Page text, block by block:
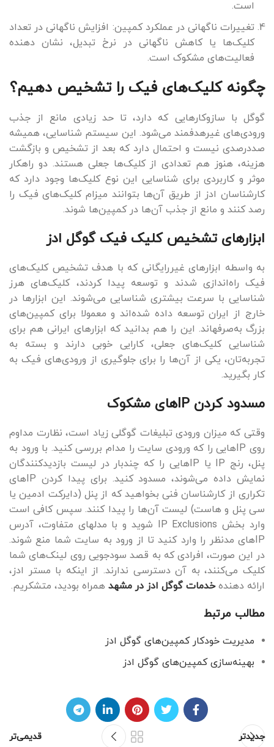
است.
تغییرات ناگهانی در عملکرد کمپین: افزایش ناگهانی در تعداد
کلیک‌ها یا کاهش ناگهانی در نرخ تبدیل، نشان دهنده
فعالیت‌های مشکوک است.
چگونه کلیک‌های فیک را تشخیص دهیم؟
گوگل با سازوکارهایی که دارد، تا حد زیادی مانع از جذب
ورودی‌های غیرهدفمند می‌شود. این سیستم شناسایی، همیشه
صددرصدی نیست و احتمال دارد که بعد از تشخیص و بازگشت
هزینه، هنوز هم تعدادی از کلیک‌ها جعلی هستند. دو راهکار
موثر و کاربردی برای شناسایی این نوع کلیک‌ها وجود دارد که
کارشناسان ادز از طریق آن‌ها بتوانند میزام کلیک‌های فیک را
رصد کنند و مانع از جذب آن‌ها در کمپین‌ها شوند.
ابزارهای تشخیص کلیک فیک گوگل ادز
به واسطه ابزارهای غیررایگانی که با هدف تشخیص کلیک‌های
فیک راه‌اندازی شدند و توسعه پیدا کردند، کلیک‌های هرز
شناسایی با سرعت بیشتری شناسایی می‌شوند. این ابزارها در
خارج از ایران توسعه داده شده‌اند و معمولا برای کمپین‌های
بزرگ به‌صرفه‎اند. این را هم بدانید که ابزارهای ایرانی هم برای
شناسایی کلیک‌های جعلی، کارایی خوبی دارند و بسته به
تجربه‌تان، یکی از آن‌ها را برای جلوگیری از ورودی‌های فیک به
کار بگیرید.
مسدود کردن IPهای مشکوک
وقتی که میزان ورودی تبلیغات گوگلی زیاد است، نظارت مداوم
روی IPهایی را که ورودی سایت را مدام بررسی کنید. با ورود به
پنل، رنج IP یا IPهایی را که چندبار در لیست بازدیدکنندگان
نمایش داده می‌شوند، مسدود کنید. برای پیدا کردن IPهای
تکراری از کارشناسان فنی بخواهید که از پنل (دایرکت ادمین یا
سی پنل و هاست) لیست آن‌ها را پیدا کنند. سپس کافی است
وارد بخش IP Exclusions شوید و با مدل‎های متفاوت، آدرس
IPهای مدنظر را وارد کنید تا از ورود به سایت شما منع شوند.
در این‌ صورت، افرادی که به قصد سودجویی روی لینک‌های شما
کلیک می‌کنند، به آن دسترسی ندارند. از اینکه با مستر ادز،
ارائه دهندهخدمات گوگل ادز در مشهد همراه بودید، متشکریم.
مطالب مرتبط
مدیریت خودکار کمپین‌های گوگل ادز
بهینه‌سازی کمپین‌های گوگل ادز
جدیدتر قدیمی‌تر